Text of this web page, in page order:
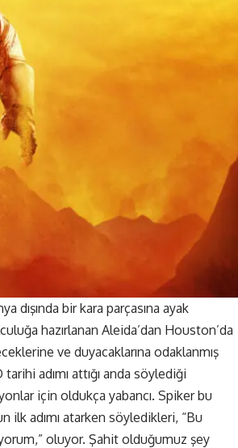
dışında bir kara parçasına ayak
hazırlanan Aleida’dan Houston’da
ve duyacaklarına odaklanmış
adımı attığı anda söylediği
için oldukça yabancı. Spiker bu
ilk adımı atarken söyledikleri, “Bu
oluyor. Şahit olduğumuz şey